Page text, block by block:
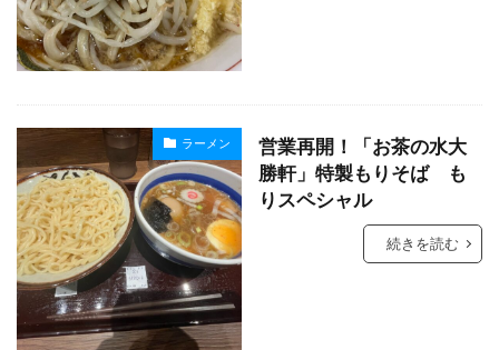
ラーメン
営業再開！「お茶の水大
勝軒」特製もりそば も
りスペシャル
続きを読む